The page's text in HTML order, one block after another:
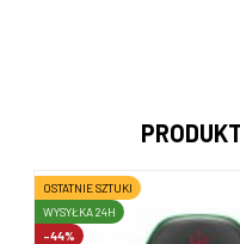
-44%
OSTATNIE SZTUKI
WYSYŁKA 24H